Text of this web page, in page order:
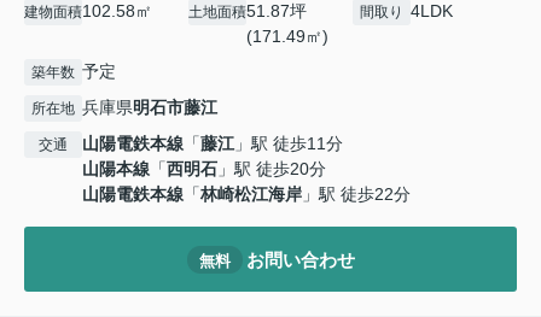
建物面積102.58㎡ 土地面積51.87坪
(171.49㎡)
間取り 4LDK
築年数 予定
所在地 兵庫県明石市藤江
交通 山陽電鉄本線 「藤江」駅 徒歩11分
山陽本線 「西明石 」駅 徒歩20分
山陽電鉄本線 「林崎松江海岸 」駅 徒歩22分
無料 お問い合わせ